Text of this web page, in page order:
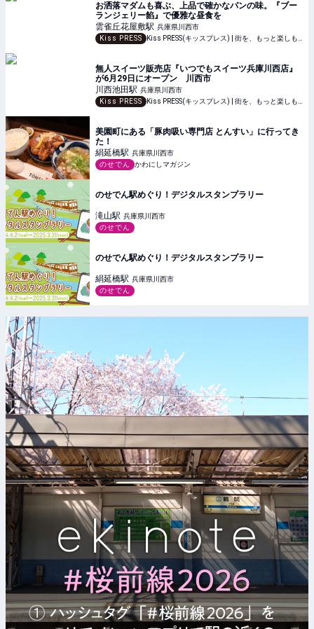
お洒落マダムも喜ぶ、上品で確かなパンの味。『ブー
ランジェリー餡』で優雅な昼食を
雲雀丘花屋敷駅 兵庫県川西市
Kiss PRESS
無人スイーツ販売店『いつでもスイーツ兵庫川西店』
が6月29日にオープン 川西市
川西池田駅 兵庫県川西市
Kiss PRESS
美園町にある「豚肉吸い専門店 とんすい」に行ってき
た！
絹延橋駅 兵庫県川西市
のせでん
かわにしマガジン
のせでん駅めぐり！デジタルスタンプラリー
滝山駅 兵庫県川西市
のせでん
のせでん駅めぐり！デジタルスタンプラリー
絹延橋駅 兵庫県川西市
のせでん